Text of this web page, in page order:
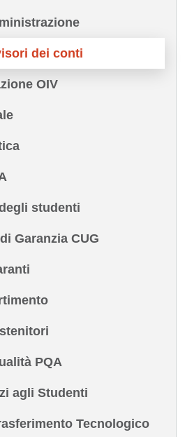
dei conti
OIV
studenti
Garanzia CUG
PQA
agli Studenti
Tecnologico